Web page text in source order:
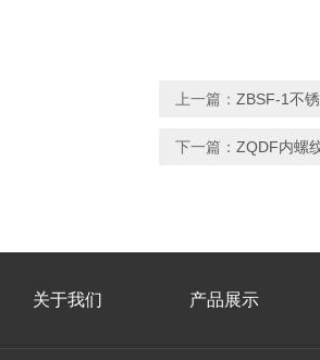
上一篇： ZBSF-1不
下一篇： ZQDF内螺
关于我们 产品展示